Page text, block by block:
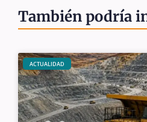
También podría
ACTUALIDAD